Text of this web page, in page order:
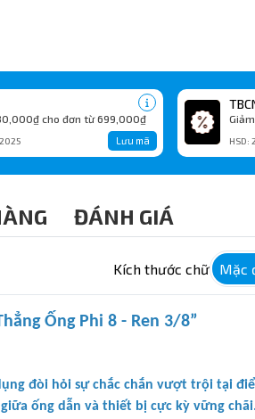
cho đơn từ 699,000₫
Lưu mã HSD:
ĐÁNH GIÁ
Kích thước chữ Mặc
Ống Phi 8 - Ren 3/8”
đòi hỏi sự chắc chắn vượt trội tại
ống dẫn và thiết bị cực kỳ vững